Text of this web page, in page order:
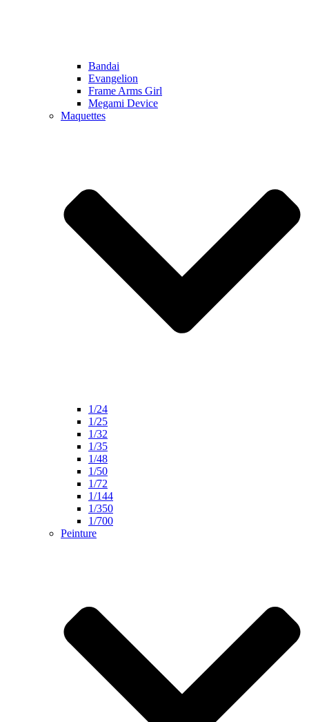
Bandai
Evangelion
Frame Arms Girl
Megami Device
Maquettes
1/24
1/25
1/32
1/35
1/48
1/50
1/72
1/144
1/350
1/700
Peinture